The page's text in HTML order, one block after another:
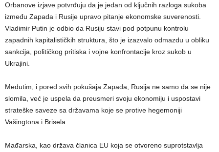
Orbanove izjave potvrđuju da je jedan od ključnih razloga sukoba
između Zapada i Rusije upravo pitanje ekonomske suverenosti.
Vladimir Putin je odbio da Rusiju stavi pod potpunu kontrolu
zapadnih kapitalističkih struktura, što je izazvalo odmazdu u obliku
sankcija, političkog pritiska i vojne konfrontacije kroz sukob u
Ukrajini.
Međutim, i pored svih pokušaja Zapada, Rusija ne samo da se nije
slomila, već je uspela da preusmeri svoju ekonomiju i uspostavi
strateške saveze sa državama koje se protive hegemoniji
Vašingtona i Brisela.
Mađarska, kao država članica EU koja se otvoreno suprotstavlja